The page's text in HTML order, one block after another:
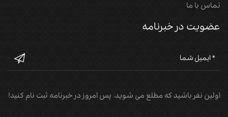
تماس با ما
عضویت در خبرنامه
اولین نفر باشید که مطلع می شوید. پس امروز در خبرنامه ثبت نام کنید!